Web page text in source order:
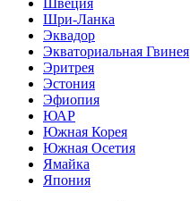
Шри-Ланка
Эквадор
Экваториальная Гвинея
Эритрея
Эстония
Эфиопия
ЮАР
Южная Корея
Южная Осетия
Ямайка
Япония